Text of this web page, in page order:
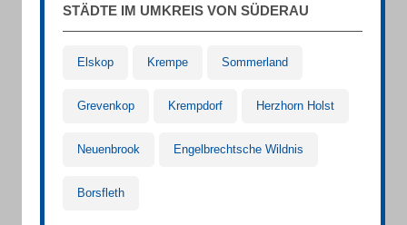
STÄDTE IM UMKREIS VON SÜDERAU
Elskop Krempe Sommerland
Grevenkop Krempdorf Herzhorn Holst
Neuenbrook Engelbrechtsche Wildnis
Borsfleth